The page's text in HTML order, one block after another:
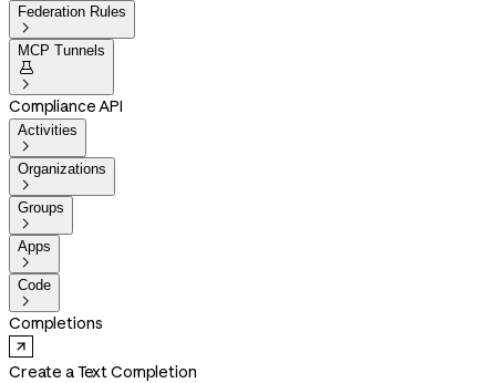
Federation Rules

MCP Tunnels


Compliance API
Activities

Organizations

Groups

Apps

Code

Completions
Create a Text Completion